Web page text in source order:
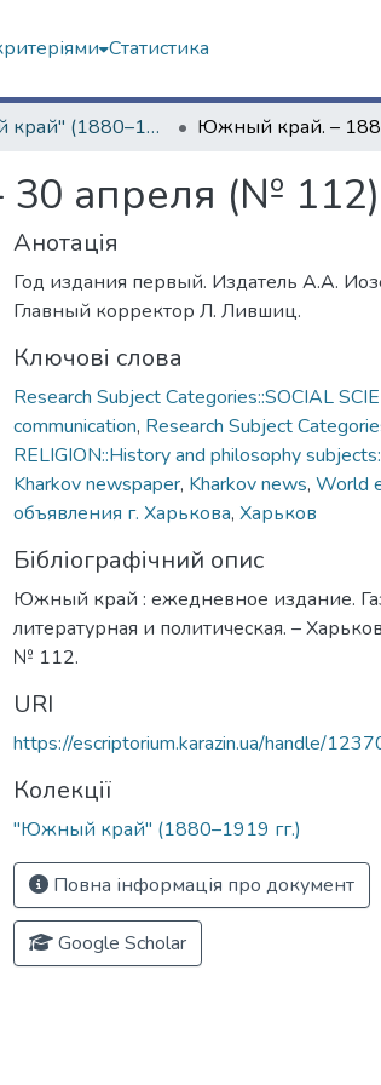
Статистика
"Южный край" (1880–1919 гг.)
апреля (№ 112)
Анотація
Год издания первый. Издатель А.А.
Главный корректор Л. Лившиц.
Ключові слова
Research Subject Categories::SOCIAL
communication, Research Subject
RELIGION::History and philosophy
Kharkov newspaper, Kharkov news, World
объявления г. Харькова, Харьков
Бібліографічний опис
Южный край : ежедневное издание.
литературная и политическая. –
№ 112.
URI
https://escriptorium.karazin.ua/handle/
Колекції
"Южный край" (1880–1919 гг.)
Повна інформація про документ
Google Scholar